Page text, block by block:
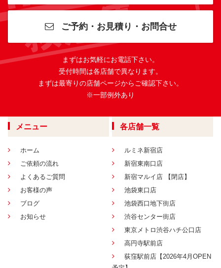
ご予約・お見積り・お問合せ
まずはお気軽にお電話下さい。
受付時間は各店舗で異なります。
まずは最寄りの店舗ページからご確認下さい。
※一部例外あり
メニュー
ホーム
ご依頼の流れ
よくあるご質問
お客様の声
ブログ
お知らせ
各店舗一覧
ルミネ新宿店
新宿東南口店
新宿マルイ店 【閉店】
池袋東口店
池袋西口地下街店
渋谷センター街店
東京メトロ渋谷ハチ公口店
高円寺駅前店
荻窪駅前店【2026年4月OPEN